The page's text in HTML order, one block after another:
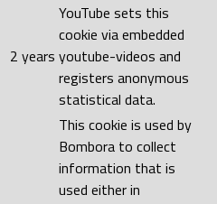
2 years
YouTube sets this
cookie via embedded
youtube-videos and
registers anonymous
statistical data.
This cookie is used by
Bombora to collect
information that is
used either in